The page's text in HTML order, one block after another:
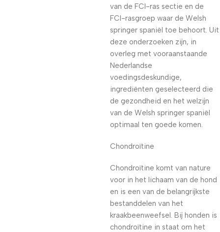
van de FCI-ras sectie en de
FCI-rasgroep waar de Welsh
springer spaniël toe behoort. Uit
deze onderzoeken zijn, in
overleg met vooraanstaande
Nederlandse
voedingsdeskundige,
ingrediënten geselecteerd die
de gezondheid en het welzijn
van de Welsh springer spaniël
optimaal ten goede komen.
Chondroïtine
Chondroïtine komt van nature
voor in het lichaam van de hond
en is een van de belangrijkste
bestanddelen van het
kraakbeenweefsel. Bij honden is
chondroïtine in staat om het